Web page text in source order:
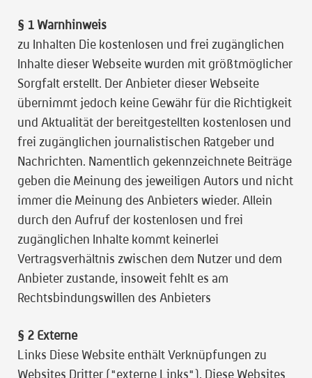
§ 1 Warnhinweis
zu Inhalten Die kostenlosen und frei zugänglichen
Inhalte dieser Webseite wurden mit größtmöglicher
Sorgfalt erstellt. Der Anbieter dieser Webseite
übernimmt jedoch keine Gewähr für die Richtigkeit
und Aktualität der bereitgestellten kostenlosen und
frei zugänglichen journalistischen Ratgeber und
Nachrichten. Namentlich gekennzeichnete Beiträge
geben die Meinung des jeweiligen Autors und nicht
immer die Meinung des Anbieters wieder. Allein
durch den Aufruf der kostenlosen und frei
zugänglichen Inhalte kommt keinerlei
Vertragsverhältnis zwischen dem Nutzer und dem
Anbieter zustande, insoweit fehlt es am
Rechtsbindungswillen des Anbieters
§ 2 Externe
Links Diese Website enthält Verknüpfungen zu
Websites Dritter ("externe Links"). Diese Websites